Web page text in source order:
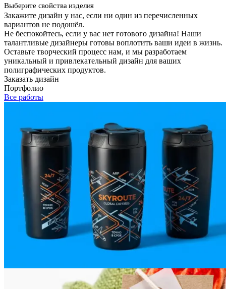
Выберите свойства изделия
Закажите дизайн у нас, если ни один из перечисленных
вариантов не подошёл.
Не беспокойтесь, если у вас нет готового дизайна! Наши
талантливые дизайнеры готовы воплотить ваши идеи в жизнь.
Оставьте творческий процесс нам, и мы разработаем
уникальный и привлекательный дизайн для ваших
полиграфических продуктов.
Заказать дизайн
Портфолио
Все работы